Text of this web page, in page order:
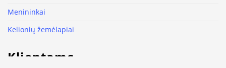
Menininkai
Kelionių žemėlapiai
Klientams